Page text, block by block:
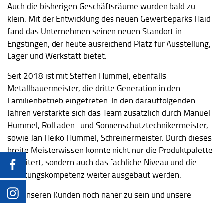
Auch die bisherigen Geschäftsräume wurden bald zu
klein. Mit der Entwicklung des neuen Gewerbeparks Haid
fand das Unternehmen seinen neuen Standort in
Engstingen, der heute ausreichend Platz für Ausstellung,
Lager und Werkstatt bietet.
Seit 2018 ist mit Steffen Hummel, ebenfalls
Metallbauermeister, die dritte Generation in den
Familienbetrieb eingetreten. In den darauffolgenden
Jahren verstärkte sich das Team zusätzlich durch Manuel
Hummel, Rollladen- und Sonnenschutztechnikermeister,
sowie Jan Heiko Hummel, Schreinermeister. Durch dieses
breite Meisterwissen konnte nicht nur die Produktpalette
erweitert, sondern auch das fachliche Niveau und die
Beratungskompetenz weiter ausgebaut werden.
Um unseren Kunden noch näher zu sein und unsere